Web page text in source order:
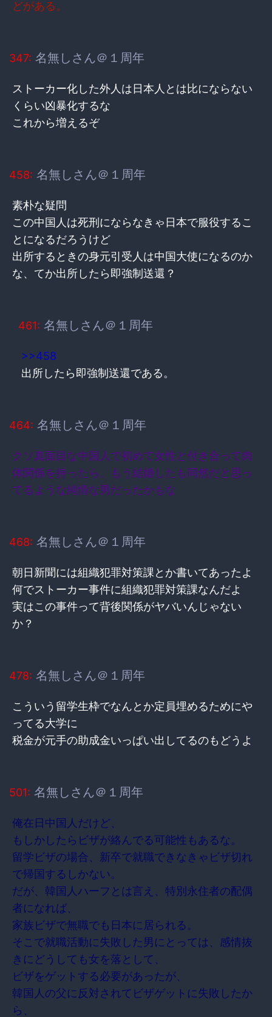
どがある。
347: 名無しさん＠１周年
ストーカー化した外人は日本人とは比にならない
くらい凶暴化するな
これから増えるぞ
458: 名無しさん＠１周年
素朴な疑問
この中国人は死刑にならなきゃ日本で服役するこ
とになるだろうけど
出所するときの身元引受人は中国大使になるのか
な、てか出所したら即強制送還？
461: 名無しさん＠１周年
>>458
出所したら即強制送還である。
464: 名無しさん＠１周年
クソ真面目な中国人で初めて女性と付き合って肉
体関係を持ったら、もう結婚したも同然だと思っ
てるような純情な男だったかもな
468: 名無しさん＠１周年
朝日新聞には組織犯罪対策課とか書いてあったよ
何でストーカー事件に組織犯罪対策課なんだよ
実はこの事件って背後関係がヤバいんじゃない
か？
478: 名無しさん＠１周年
こういう留学生枠でなんとか定員埋めるためにや
ってる大学に
税金が元手の助成金いっぱい出してるのもどうよ
501: 名無しさん＠１周年
俺在日中国人だけど、
もしかしたらビザが絡んでる可能性もあるな。
留学ビザの場合、新卒で就職できなきゃビザ切れ
で帰国するしかない。
だが、韓国人ハーフとは言え、特別永住者の配偶
者になれば、
家族ビザで無職でも日本に居られる。
そこで就職活動に失敗した男にとっては、感情抜
きにどうしても女を落として、
ビザをゲットする必要があったが、
韓国人の父に反対されてビザゲットに失敗したか
ら、